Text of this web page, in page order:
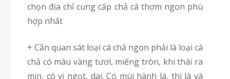
chọn địa chỉ cung cấp chả cá thơm ngon phù
hợp nhất
+ Cần quan sát loại cá chả ngon phải là loại cá
chả có màu vàng tươi, miếng tròn, khi thái ra
mịn, có vị ngọt, dai. Có mùi hành lá, thì là và